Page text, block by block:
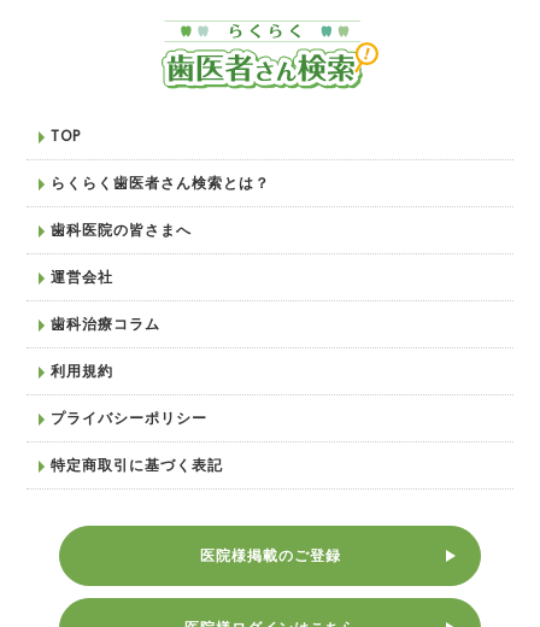
TOP
らくらく歯医者さん検索とは？
歯科医院の皆さまへ
運営会社
歯科治療コラム
利用規約
プライバシーポリシー
特定商取引に基づく表記
医院様掲載のご登録